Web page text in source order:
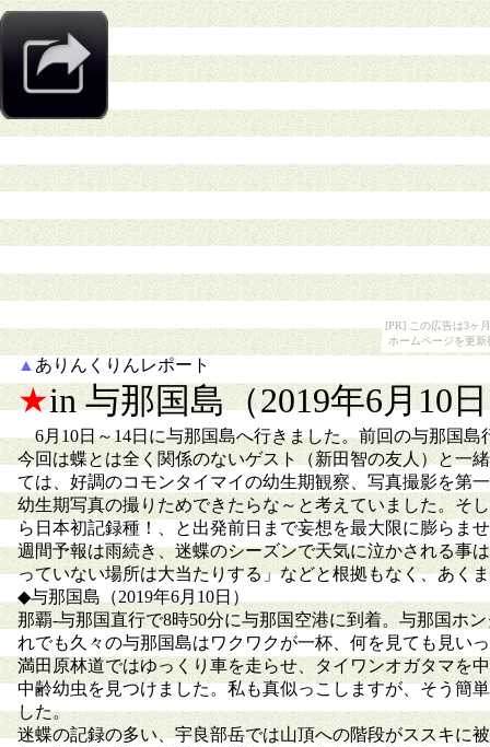
[PR] この広告は3ヶ
ホームページを更
▲ ありんくりんレポート
★in 与那国島（2019年6月10
6月10日～14日に与那国島へ行きました。前回の与那国島
今回は蝶とは全く関係のないゲスト（新田智の友人）と一
ては、好調のコモンタイマイの幼生期観察、写真撮影を第
幼生期写真の撮りためできたらな～と考えていました。そ
ら日本初記録種！、と出発前日まで妄想を最大限に膨らま
週間予報は雨続き、迷蝶のシーズンで天気に泣かされる事
っていない場所は大当たりする」などと根拠もなく、あく
◆与那国島（2019年6月10日）
那覇-与那国直行で8時50分に与那国空港に到着。与那国ホ
れでも久々の与那国島はワクワクが一杯、何を見ても見い
満田原林道ではゆっくり車を走らせ、タイワンオガタマを
中齢幼虫を見つけました。私も真似っこしますが、そう簡
した。
迷蝶の記録の多い、宇良部岳では山頂への階段がススキに